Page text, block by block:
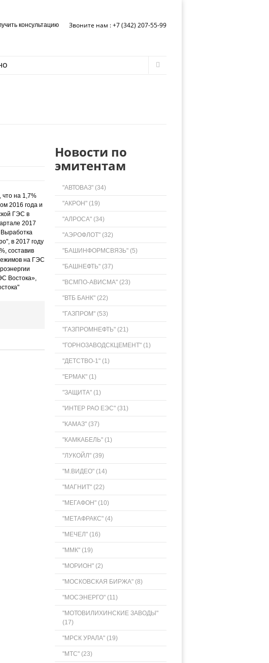
Звоните нам : +7 (342) 207-55-99
консультацию
Форма
Поиск
что на 1,7%
2016 года и
ГЭС в
2017
Выработка
в 2017 году
составив
на ГЭС
Востока»,
Новости по
эмитентам
"АВТОВАЗ" (34)
"АКРОН" (19)
"АЛРОСА" (34)
"АЭРОФЛОТ" (32)
"БАШИНФОРМСВЯЗЬ" (5)
"БАШНЕФТЬ" (37)
"ВСМПО-АВИСМА" (23)
"ВТБ БАНК" (22)
"ГАЗПРОМ" (53)
"ГАЗПРОМНЕФТЬ" (21)
"ГОРНОЗАВОДСКЦЕМЕНТ" (1)
"ДЕТСТВО-1" (1)
"ЕРМАК" (1)
"ЗАЩИТА" (1)
"ИНТЕР РАО ЕЭС" (31)
"КАМАЗ" (37)
"КАМКАБЕЛЬ" (1)
"ЛУКОЙЛ" (39)
"М.ВИДЕО" (14)
"МАГНИТ" (22)
"МЕГАФОН" (10)
"МЕТАФРАКС" (4)
"МЕЧЕЛ" (16)
"ММК" (19)
"МОРИОН" (2)
"МОСКОВСКАЯ БИРЖА" (8)
"МОСЭНЕРГО" (11)
"МОТОВИЛИХИНСКИЕ ЗАВОДЫ"
(17)
"МРСК УРАЛА" (19)
"МТС" (23)